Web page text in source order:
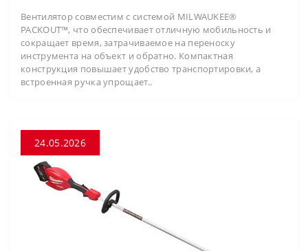
Вентилятор совместим с системой MILWAUKEE®
PACKOUT™, что обеспечивает отличную мобильность и
сокращает время, затрачиваемое на переноску
инструмента на объект и обратно. Компактная
конструкция повышает удобство транспортировки, а
встроенная ручка упрощает..
24.05.2026